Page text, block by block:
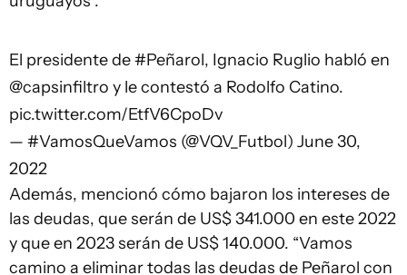
El presidente de#Peñarol, Ignacio Ruglio habló en
@capsinfiltro y le contestó a Rodolfo Catino.
pic.twitter.com/EtfV6CpoDv
— #VamosQueVamos (@VQV_Futbol) June 30,
2022
Además, mencionó cómo bajaron los intereses de
las deudas, que serán de US$ 341.000 en este 2022
y que en 2023 serán de US$ 140.000. “Vamos
camino a eliminar todas las deudas de Peñarol con